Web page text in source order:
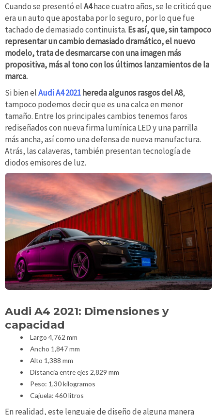
Cuando se presentó elA4hace cuatro años, se le criticó que
era un auto que apostaba por lo seguro, por lo que fue
tachado de demasiado continuista. Es así, que, sin tampoco
representar un cambio demasiado dramático, el nuevo
modelo, trata de desmarcarse con una imagen más
propositiva, más al tono con los últimos lanzamientos de la
marca.
Si bien elAudi A4 2021hereda algunos rasgos del A8,
tampoco podemos decir que es una calca en menor
tamaño. Entre los principales cambios tenemos faros
rediseñados con nueva firma lumínica LED y una parrilla
más ancha, así como una defensa de nueva manufactura.
Atrás, las calaveras, también presentan tecnología de
diodos emisores de luz.
Audi A4 2021: Dimensiones y
capacidad
Largo 4,762 mm
Ancho 1,847 mm
Alto 1,388 mm
Distancia entre ejes 2,829 mm
Peso: 1,30 kilogramos
Cajuela: 460 litros
En realidad, este lenguaje de diseño de alguna manera